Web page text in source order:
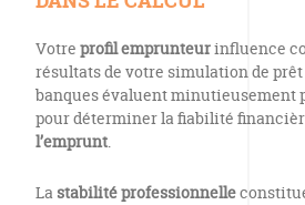
Votre profil emprunteurinfluence
résultats de votre simulation de
banques évaluent minutieusement
pour déterminer la fiabilité
l’emprunt.
La stabilité professionnelle